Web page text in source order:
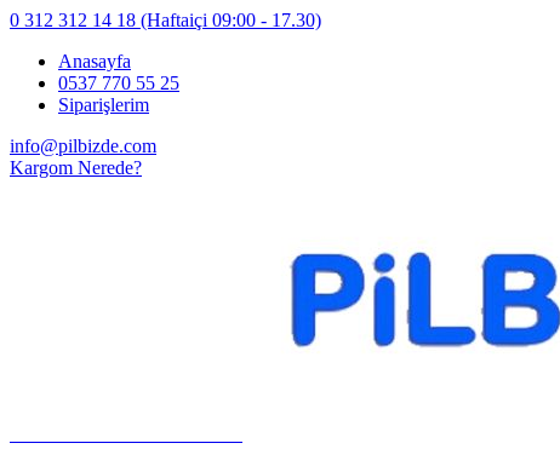
0 312 312 14 18 (Haftaiçi 09:00 - 17.30)
Anasayfa
0537 770 55 25
Siparişlerim
info@pilbizde.com
Kargom Nerede?